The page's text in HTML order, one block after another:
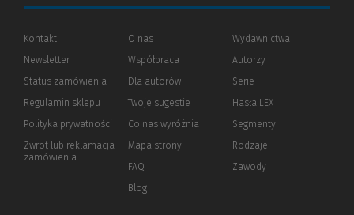
Kontakt
Newsletter
Status zamówienia
Regulamin sklepu
Polityka prywatności (Nowe
(Link
innej
Zwrot lub reklamacja
zamówienia
O nas
Współpraca
Dla autorów(Nowe
(Link
innej
Twoje sugestie
Co nas wyróżnia
Mapa strony
FAQ
Blog
Wydawnictwa
Autorzy
Serie
Hasła LEX
Segmenty
Rodzaje
Zawody